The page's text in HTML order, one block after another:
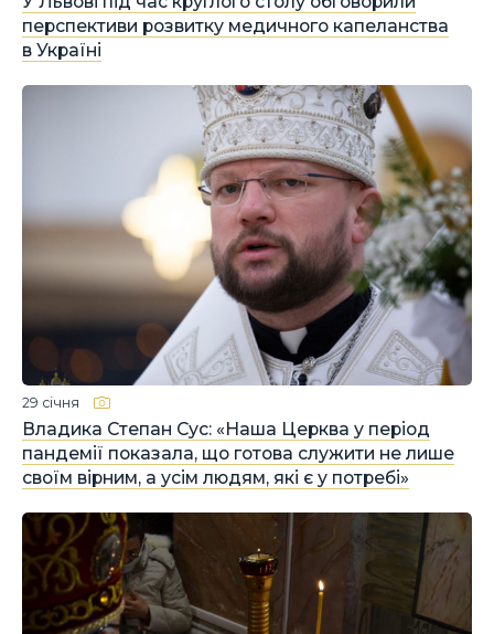
перспективи розвитку медичного капеланства
в Україні
Владика Степан Сус: «Наша Церква у період
пандемії показала, що готова служити не лише
своїм вірним, а усім людям, які є у потребі»
29 січня